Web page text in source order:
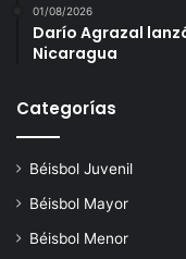
01/08/2026
Darío Agrazal
Nicaragua
Categorías
Béisbol Juvenil
Béisbol Mayor
Béisbol Menor